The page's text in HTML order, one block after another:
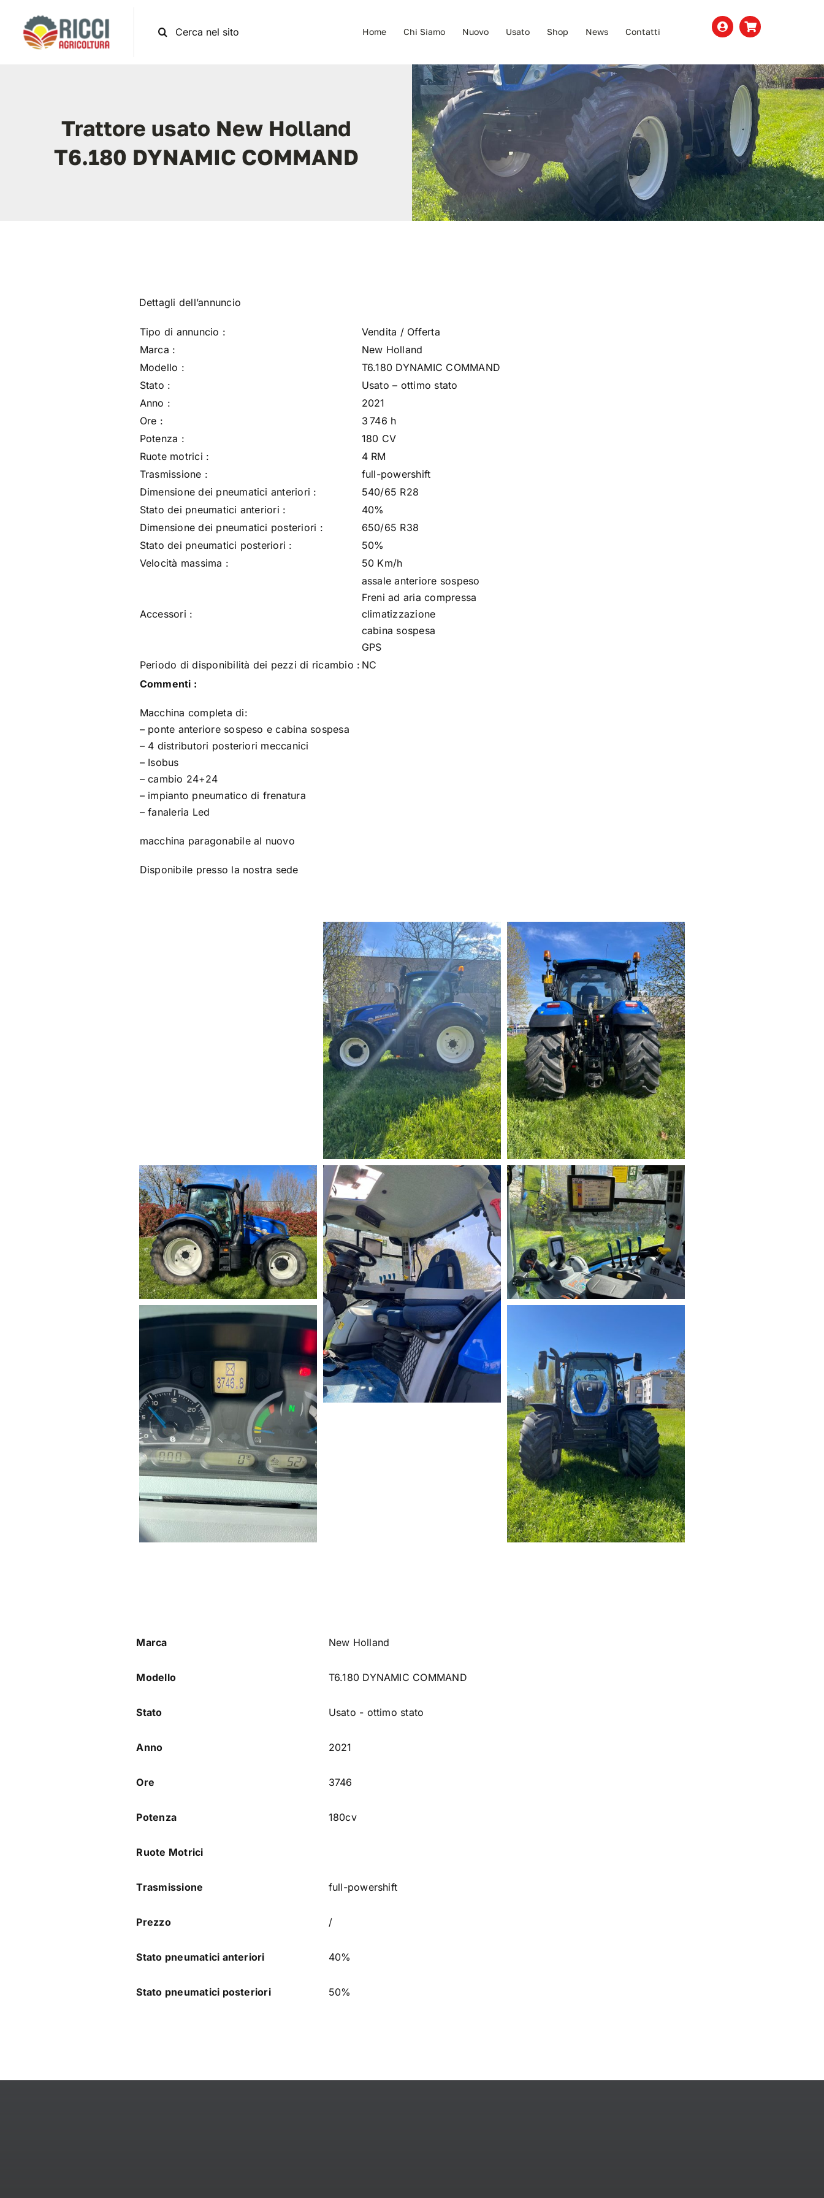
contenuto
Cerca
Home Chi Siamo Nuovo Usato Shop News Contatti
Trattore usato New Holland
T6.180 DYNAMIC COMMAND
Dettagli dell’annuncio
Tipo di annuncio :
Vendita / Offerta
Marca :
New Holland
Modello :
T6.180 DYNAMIC COMMAND
Stato :
Usato – ottimo stato
Anno :
2021
Ore :
3 746 h
Potenza :
180 CV
Ruote motrici :
4 RM
Trasmissione :
full-powershift
Dimensione dei pneumatici anteriori :
540/65 R28
Stato dei pneumatici anteriori :
40%
Dimensione dei pneumatici posteriori :
650/65 R38
Stato dei pneumatici posteriori :
50%
Velocità massima :
50 Km/h
Accessori :
assale anteriore sospeso
Freni ad aria compressa
climatizzazione
cabina sospesa
GPS
Periodo di disponibilità dei pezzi di ricambio : NC
Commenti :
Macchina completa di:
– ponte anteriore sospeso e cabina sospesa
– 4 distributori posteriori meccanici
– Isobus
– cambio 24+24
– impianto pneumatico di frenatura
– fanaleria Led
macchina paragonabile al nuovo
Disponibile presso la nostra sede
Marca New Holland
Modello T6.180 DYNAMIC COMMAND
Stato Usato - ottimo stato
Anno 2021
Ore 3746
Potenza 180cv
Ruote Motrici
Trasmissione full-powershift
Prezzo /
Stato pneumatici anteriori 40%
Stato pneumatici posteriori 50%